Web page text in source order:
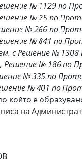
№ 1129 по
№ 25 по
№ 266 по
№ 841 по
с Решение №
Решение № 186 по
№ 335 по
№ 401 по
който е
на